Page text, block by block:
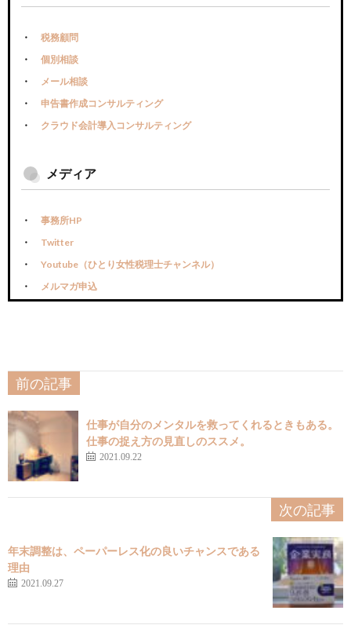
税務顧問
個別相談
メール相談
申告書作成コンサルティング
クラウド会計導入コンサルティング
メディア
事務所HP
Twitter
Youtube（ひとり女性税理士チャンネル）
メルマガ申込
前の記事
仕事が自分のメンタルを救ってくれるときもある。
仕事の捉え方の見直しのススメ。
2021.09.22
次の記事
年末調整は、ペーパーレス化の良いチャンスである
理由
2021.09.27